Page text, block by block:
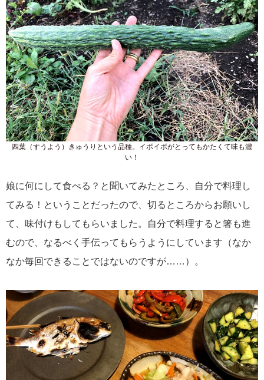
四葉（すうよう）きゅうりという品種。イボイボがとってもかたくて味も濃
い！
娘に何にして食べる？と聞いてみたところ、自分で料理し
てみる！ということだったので、切るところからお願いし
て、味付けもしてもらいました。自分で料理すると箸も進
むので、なるべく手伝ってもらうようにしています（なか
なか毎回できることではないのですが……）。